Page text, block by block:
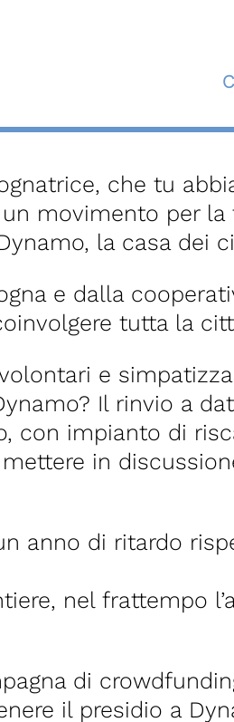
che tu
movimento per la
la casa dei
e dalla
tutta la
e
Il rinvio a
con impianto di
in
anno di ritardo
nel frattempo
di
il presidio a